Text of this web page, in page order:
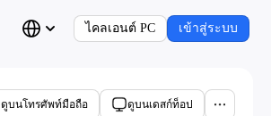
ไคลเอนต์ PC เข้าสู่ระบบ
ดูบนโทรศัพท์มือถือ ดูบนเดสก์ท็อป